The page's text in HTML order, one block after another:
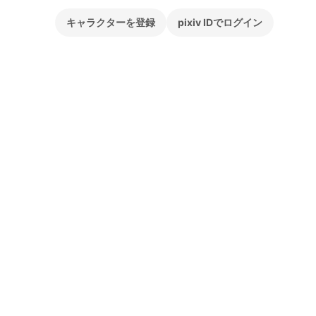
キャラクターを登録 pixiv IDでログイン